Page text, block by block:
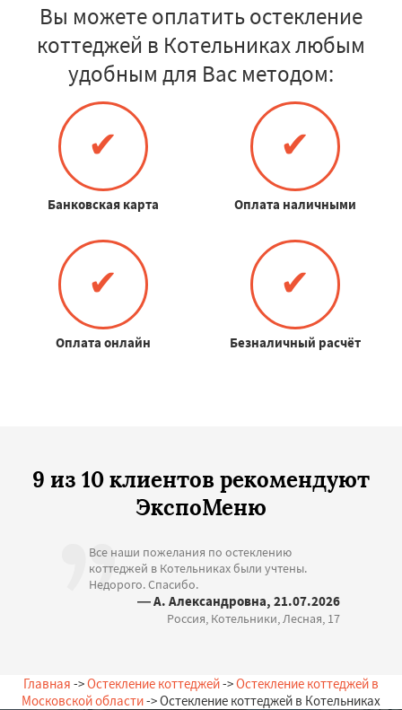
Вы можете оплатить остекление
коттеджей в Котельниках любым
удобным для Вас методом:
✔
Банковская карта
✔
Оплата наличными
✔
Оплата онлайн
✔
Безналичный расчёт
9 из 10 клиентов рекомендуют
ЭкспоМеню
Все наши пожелания по остеклению
коттеджей в Котельниках были учтены.
Недорого. Спасибо.
— А. Александровна, 21.07.2026
Россия, Котельники, Лесная, 17
Главная ->Остекление коттеджей->Остекление коттеджей в
Московской области-> Остекление коттеджей в Котельниках